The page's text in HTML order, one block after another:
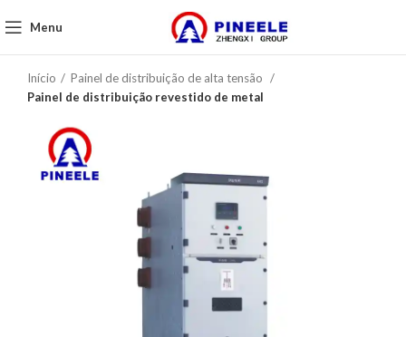
Menu
Início
Painel de distribuição de alta tensão
Painel de distribuição revestido de metal